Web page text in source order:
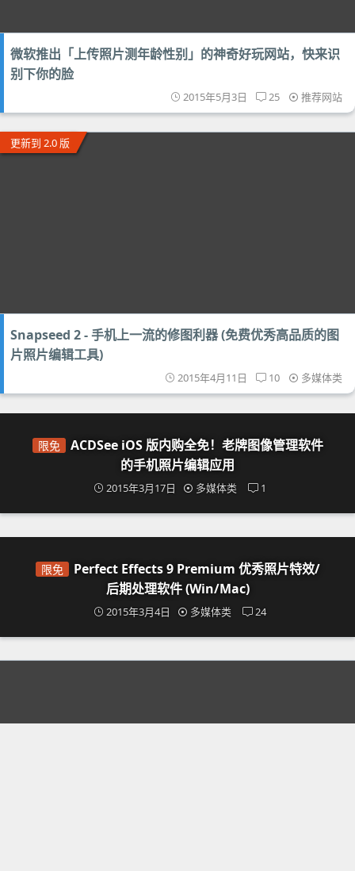
微软推出「上传照片测年龄性别」的神奇好玩网站，快来识
别下你的脸
2015年5月3日 25 推荐网站
更新到 2.0 版
Snapseed 2 - 手机上一流的修图利器 (免费优秀高品质的图
片照片编辑工具)
2015年4月11日 10 多媒体类
限免
ACDSee iOS 版内购全免！老牌图像管理软件
的手机照片编辑应用
2015年3月17日 多媒体类 1
限免
Perfect Effects 9 Premium 优秀照片特效/
后期处理软件 (Win/Mac)
2015年3月4日 多媒体类 24